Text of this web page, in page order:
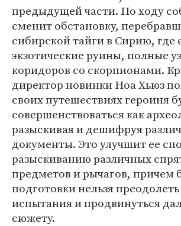
предыдущей части. По ходу
сменит обстановку,
сибирской тайги в Сирию, где
экзотические руины, полные
коридоров со скорпионами.
директор новинки Ноа Хьюз
своих путешествиях героиня
совершенствоваться как
разыскивая и дешифруя
документы. Это улучшит ее
разыскиванию различных
предметов и рычагов, причем
подготовки нельзя
испытания и продвинуться
сюжету.